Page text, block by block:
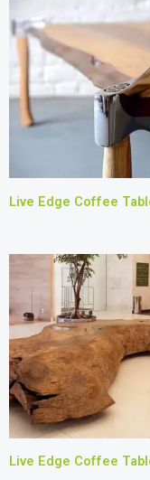
Live Edge Coffee
Live Edge Coffee